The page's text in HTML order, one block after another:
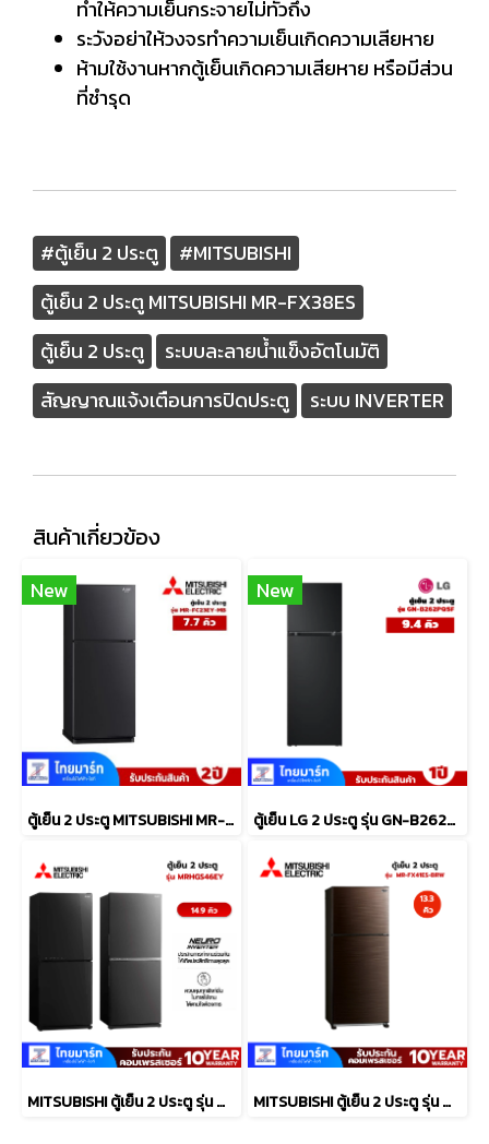
ทำให้ความเย็นกระจายไม่ทั่วถึง
ระวังอย่าให้วงจรทำความเย็นเกิดความเสียหาย
ห้ามใช้งานหากตู้เย็นเกิดความเสียหาย หรือมีส่วน
ที่ชำรุด
#ตู้เย็น 2 ประตู
#MITSUBISHI
ตู้เย็น 2 ประตู MITSUBISHI MR-FX38ES
ตู้เย็น 2 ประตู
ระบบละลายน้ำแข็งอัตโนมัติ
สัญญาณแจ้งเตือนการปิดประตู
ระบบ INVERTER
สินค้าเกี่ยวข้อง
New
ตู้เย็น 2 ประตู MITSUBISHI MR-FC23EY-MB
New
ตู้เย็น LG 2 ประตู รุ่น GN-B262PQSF.AEPPLMT
MITSUBISHI ตู้เย็น 2 ประตู รุ่น MRHGS46EYGBK 14.9 คิว กระจก MITSUBISHI ตู้เย็น 2 ประตู รุ่น MR-FX41ES 13.3 คิว สีบราวน์เวฟไลน์ อินเวอร์เตอร์